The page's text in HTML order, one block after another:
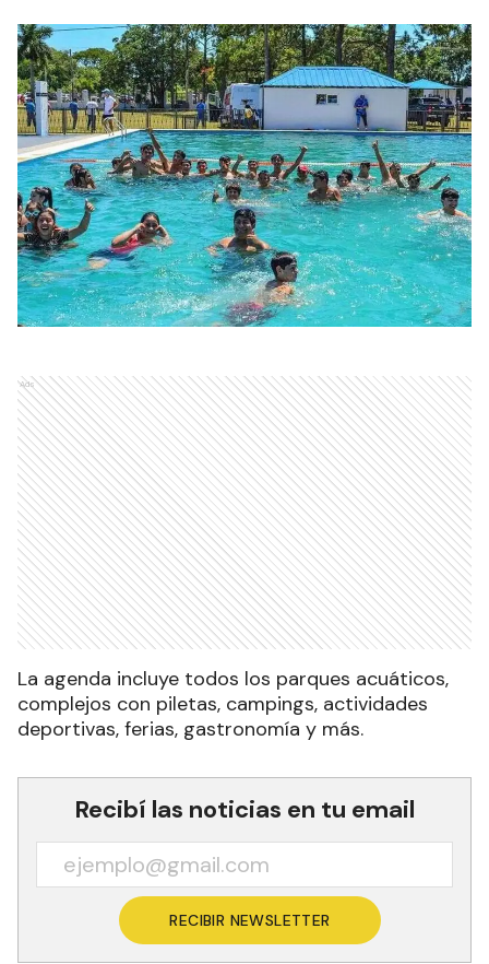
Ads
La agenda incluye todos los parques acuáticos,
complejos con piletas, campings, actividades
deportivas, ferias, gastronomía y más.
Recibí las noticias en tu email
RECIBIR NEWSLETTER